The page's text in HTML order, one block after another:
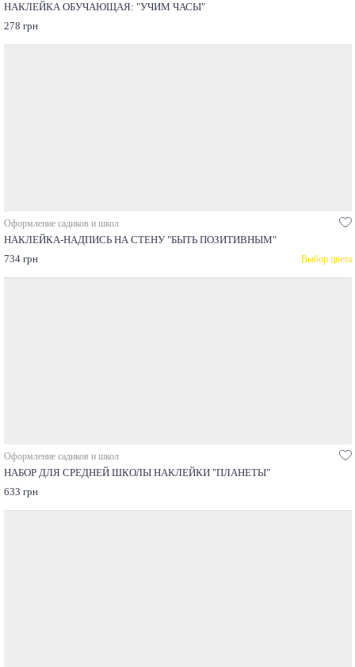
НАКЛЕЙКА ОБУЧАЮЩАЯ: "УЧИМ ЧАСЫ"
278 грн
Оформление садиков и школ
НАКЛЕЙКА-НАДПИСЬ НА СТЕНУ "БЫТЬ ПОЗИТИВНЫМ"
734 грн
Выбор цвета
Оформление садиков и школ
НАБОР ДЛЯ СРЕДНЕЙ ШКОЛЫ НАКЛЕЙКИ "ПЛАНЕТЫ"
633 грн